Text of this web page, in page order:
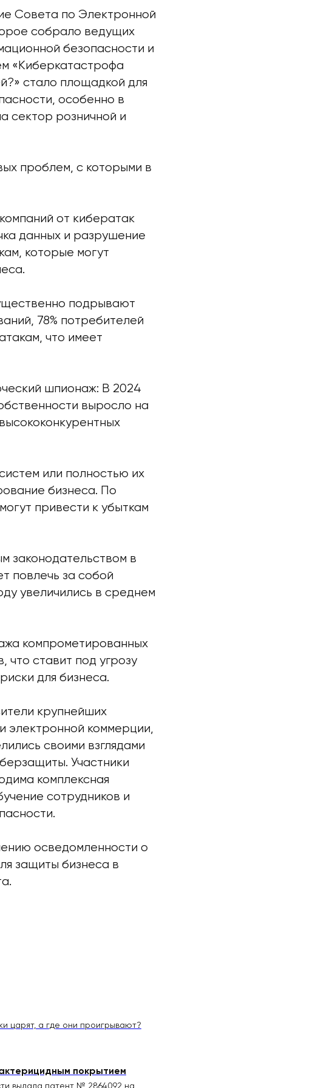
Совета по Электронной
собрало ведущих
безопасности и
«Киберкатастрофа
стало площадкой для
особенно в
сектор розничной и
проблем, с которыми в
от кибератак
данных и разрушение
которые могут
подрывают
78% потребителей
что имеет
шпионаж: В 2024
выросло на
или полностью их
бизнеса. По
привести к убыткам
законодательством в
повлечь за собой
увеличились в среднем
компрометированных
что ставит под угрозу
для бизнеса.
крупнейших
электронной коммерции,
своими взглядами
Участники
комплексная
сотрудников и
осведомленности о
защиты бизнеса в
царят, а где они проигрывают?
покрытием
выдала патент № 2864092 на